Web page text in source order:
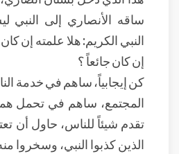
ساقه الأنصاري إلى النبي
النبي الكريم: هلا علمته إن
إن كان جائعاً ؟
كن إيجابياً، ساهم في خدمة
المجتمع، ساهم في تحمل
تقدم شيئاً للناس، حاول أن
الذين كذبوا النبي، وسخروا